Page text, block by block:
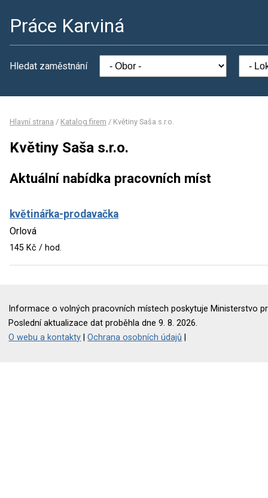
Práce Karviná
Hledat zaměstnání
Hlavní strana / Katalog firem / Květiny Saša s.r.o.
Květiny Saša s.r.o.
Aktuální nabídka pracovních míst
květinářka-prodavačka
Orlová
145 Kč / hod.
Informace o volných pracovních místech poskytuje Ministerstvo
Poslední aktualizace dat proběhla dne 9. 8. 2026.
O webu a kontakty |Ochrana osobních údajů